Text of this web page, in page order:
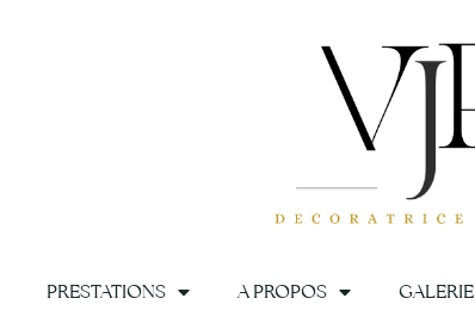
PRESTATIONS A PROPOS GALERIE